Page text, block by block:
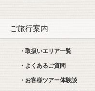
ご旅行案内
・取扱いエリア一覧
・よくあるご質問
・お客様ツアー体験談